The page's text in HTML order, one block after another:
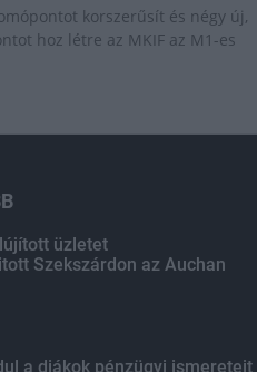
korszerűsít és négy új,
hoz létre az MKIF az M1-es
üzletet
Szekszárdon az Auchan
a diákok pénzügyi ismereteit